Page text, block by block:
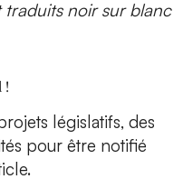
traduits noir sur blanc
!
législatifs, des
pour être notifié